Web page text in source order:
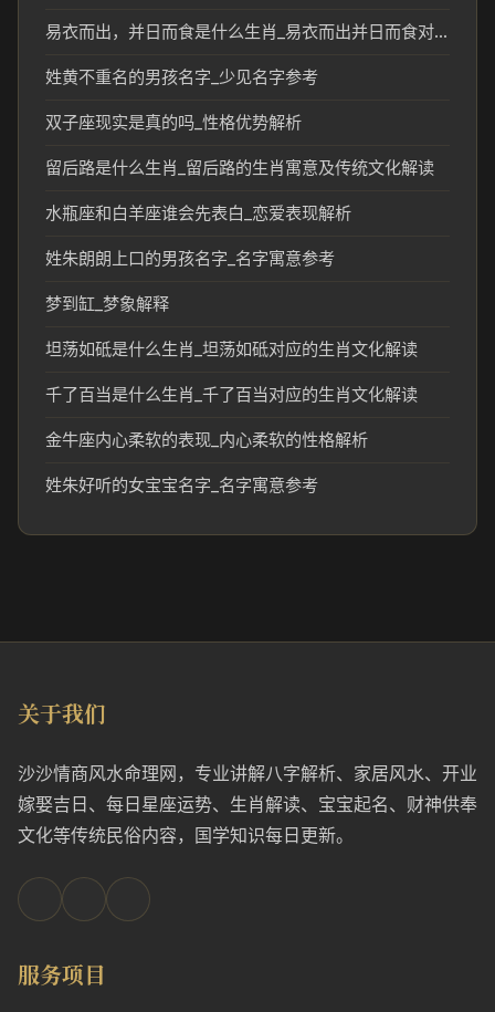
易衣而出，并日而食是什么生肖_易衣而出并日而食对应的生肖含义解析
姓黄不重名的男孩名字_少见名字参考
双子座现实是真的吗_性格优势解析
留后路是什么生肖_留后路的生肖寓意及传统文化解读
水瓶座和白羊座谁会先表白_恋爱表现解析
姓朱朗朗上口的男孩名字_名字寓意参考
梦到缸_梦象解释
坦荡如砥是什么生肖_坦荡如砥对应的生肖文化解读
千了百当是什么生肖_千了百当对应的生肖文化解读
金牛座内心柔软的表现_内心柔软的性格解析
姓朱好听的女宝宝名字_名字寓意参考
关于我们
沙沙情商风水命理网，专业讲解八字解析、家居风水、开业
嫁娶吉日、每日星座运势、生肖解读、宝宝起名、财神供奉
文化等传统民俗内容，国学知识每日更新。
服务项目